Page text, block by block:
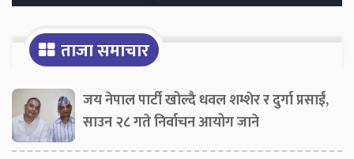
ताजा समाचार
जय नेपाल पार्टी खोल्दै धवल शम्शेर र दुर्गा प्रसाईं,
साउन २८ गते निर्वाचन आयोग जाने